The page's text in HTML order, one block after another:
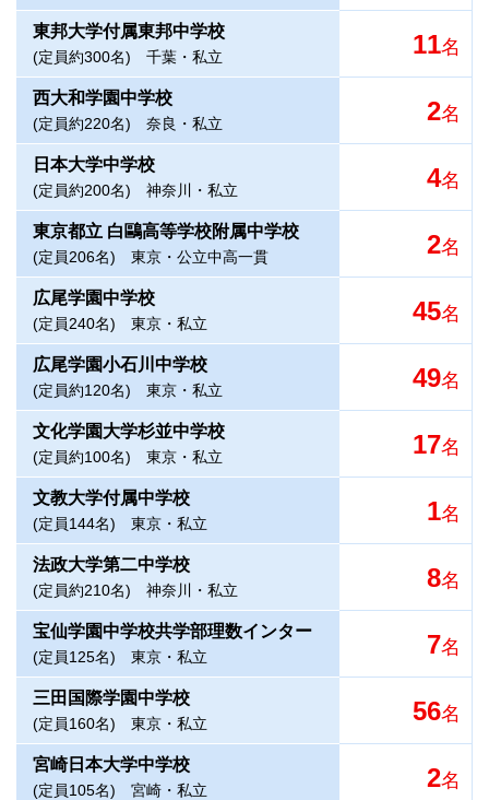
東邦大学付属東邦中学校
(定員約300名) 千葉・私立 11名
西大和学園中学校
(定員約220名) 奈良・私立 2名
日本大学中学校
(定員約200名) 神奈川・私立 4名
東京都立 白鷗高等学校附属中学校
(定員206名) 東京・公立中高一貫 2名
広尾学園中学校
(定員240名) 東京・私立 45名
広尾学園小石川中学校
(定員約120名) 東京・私立 49名
文化学園大学杉並中学校
(定員約100名) 東京・私立 17名
文教大学付属中学校
(定員144名) 東京・私立 1名
法政大学第二中学校
(定員約210名) 神奈川・私立 8名
宝仙学園中学校共学部理数インター
(定員125名) 東京・私立 7名
三田国際学園中学校
(定員160名) 東京・私立 56名
宮崎日本大学中学校
(定員105名) 宮崎・私立 2名